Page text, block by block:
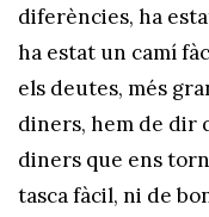
diferències, ha
ha estat un camí
els deutes, més
diners, hem de dir
diners que ens
tasca fàcil, ni de